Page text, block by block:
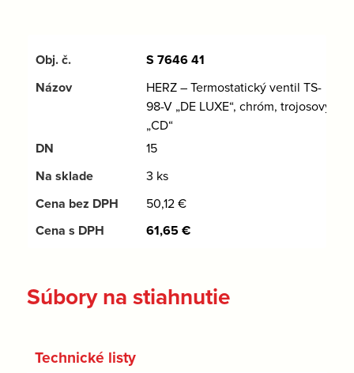
S 7646 41
HERZ – Termostatický ventil TS-
98-V „DE LUXE“, chróm, trojosový
„CD“
15
3 ks
50,12€
61,65€
Súbory na stiahnutie
Technické listy